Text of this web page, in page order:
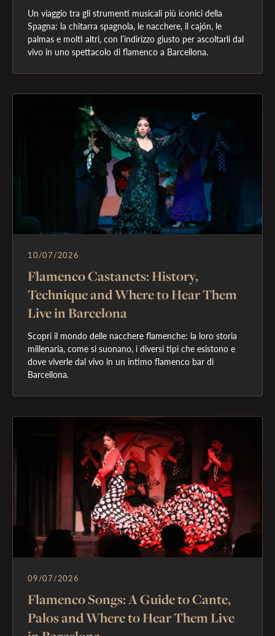
Un viaggio tra gli strumenti musicali più iconici della
Spagna: la chitarra spagnola, le nacchere, il cajón, le
palmas e molti altri, con l’indirizzo giusto per ascoltarli dal
10/07/2026
Flamenco Castanets: History,
Technique and Where to Hear Them
Live in Barcelona
Scopri il mondo delle nacchere flamenche: la loro storia
millenaria, come si suonano, i diversi tipi che esistono e
dove viverle dal vivo in un intimo flamenco bar di
09/07/2026
Flamenco Songs: A Guide to Cante,
Palos and Where to Hear Them Live